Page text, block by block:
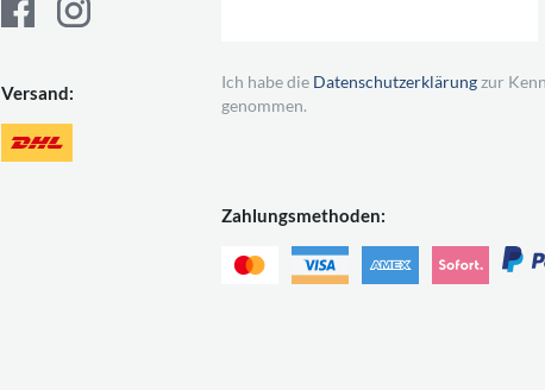
Versand:
Ich habe die Datenschutzerklärungzur
genommen.
Zahlungsmethoden: